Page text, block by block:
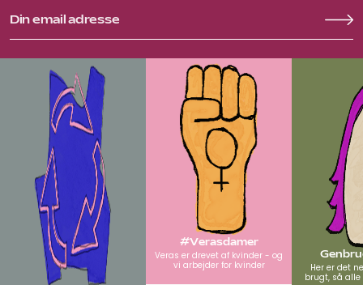
#Verasdamer
Veras er drevet af kvinder - og
vi arbejder for kvinder
Her er det
brugt, så